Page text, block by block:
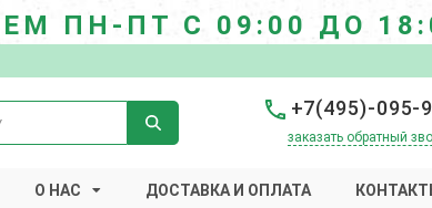
ПН-ПТ С 09:00 ДО
+7(495)-095-
заказать обратный
О НАС ДОСТАВКА И ОПЛАТА